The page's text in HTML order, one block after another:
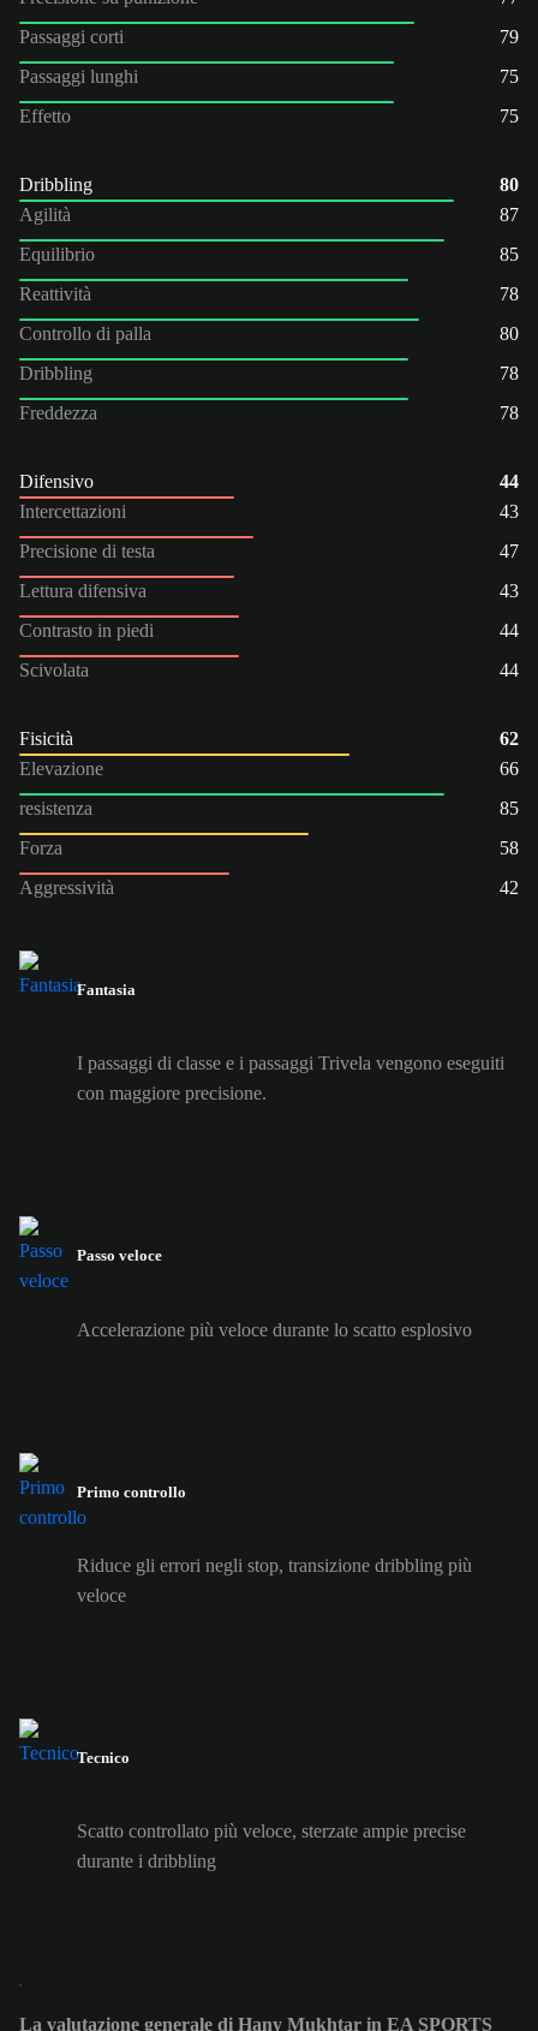
Passaggi corti
79
Passaggi lunghi
75
Effetto
75
Dribbling
80
Agilità
87
Equilibrio
85
Reattività
78
Controllo di palla
80
Dribbling
78
Freddezza
78
Difensivo
44
Intercettazioni
43
Precisione di testa
47
Lettura difensiva
43
Contrasto in piedi
44
Scivolata
44
Fisicità
62
Elevazione
66
resistenza
85
Forza
58
Aggressività
42
Fantasia
I passaggi di classe e i passaggi Trivela vengono eseguiti
con maggiore precisione.
Passo veloce
Accelerazione più veloce durante lo scatto esplosivo
Primo controllo
Riduce gli errori negli stop, transizione dribbling più
veloce
Tecnico
Scatto controllato più veloce, sterzate ampie precise
durante i dribbling
La valutazione generale di Hany Mukhtar in EA SPORTS